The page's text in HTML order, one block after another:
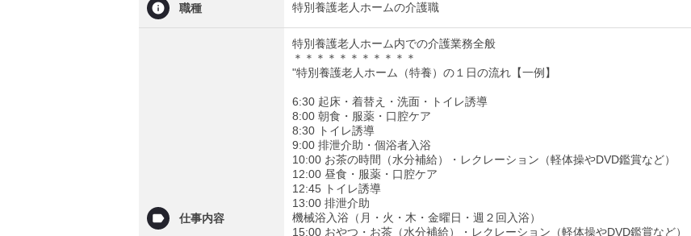
職種 特別養護老人ホームの介護職
仕事内容
特別養護老人ホーム内での介護業務全般
＊＊＊＊＊＊＊＊＊＊＊
"特別養護老人ホーム（特養）の１日の流れ【一例】
6:30 起床・着替え・洗面・トイレ誘導
8:00 朝食・服薬・口腔ケア
8:30 トイレ誘導
9:00 排泄介助・個浴者入浴
10:00 お茶の時間（水分補給）・レクレーション（軽体操やDVD鑑賞など）
12:00 昼食・服薬・口腔ケア
12:45 トイレ誘導
13:00 排泄介助
機械浴入浴（月・火・木・金曜日・週２回入浴）
15:00 おやつ・お茶（水分補給）・レクレーション（軽体操やDVD鑑賞など）